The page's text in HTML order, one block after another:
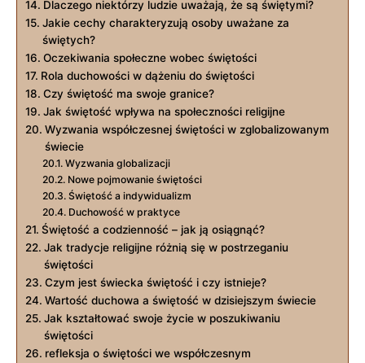
Dlaczego niektórzy ludzie uważają, że ⁣są‍ świętymi?
Jakie cechy ⁢charakteryzują osoby ⁣uważane za
świętych?
Oczekiwania społeczne wobec świętości
Rola duchowości w dążeniu do świętości
Czy świętość ma swoje​ granice?
Jak świętość wpływa na społeczności religijne
Wyzwania⁣ współczesnej świętości w zglobalizowanym
świecie
Wyzwania globalizacji
Nowe ‌pojmowanie świętości
Świętość a indywidualizm
Duchowość w ⁢praktyce
Świętość a⁢ codzienność – ‍jak ją osiągnąć?
Jak tradycje religijne różnią się w postrzeganiu​
świętości
Czym jest świecka⁤ świętość i⁢ czy istnieje?
Wartość ‌duchowa a świętość w dzisiejszym świecie
Jak ​kształtować swoje życie w⁣ poszukiwaniu​
świętości
refleksja ⁢o świętości we⁣ współczesnym